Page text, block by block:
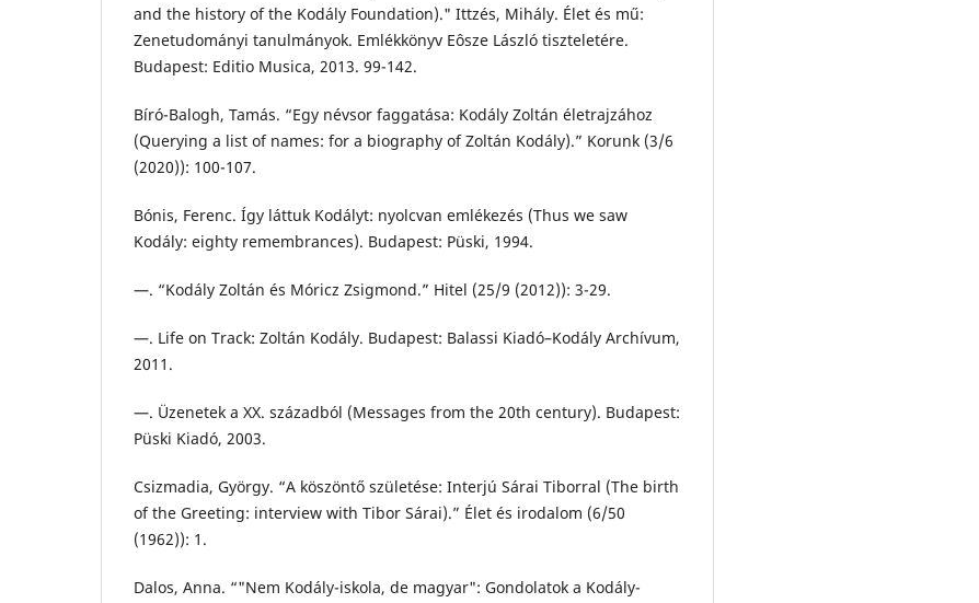
and the history of the Kodály Foundation)." Ittzés, Mihály. Élet és mű:
Zenetudományi tanulmányok. Emlékkönyv Eôsze László tiszteletére.
Budapest: Editio Musica, 2013. 99-142.
Bíró-Balogh, Tamás. “Egy névsor faggatása: Kodály Zoltán életrajzához
(Querying a list of names: for a biography of Zoltán Kodály).” Korunk (3/6
(2020)): 100-107.
Bónis, Ferenc. Így láttuk Kodályt: nyolcvan emlékezés (Thus we saw
Kodály: eighty remembrances). Budapest: Püski, 1994.
—. “Kodály Zoltán és Móricz Zsigmond.” Hitel (25/9 (2012)): 3-29.
—. Life on Track: Zoltán Kodály. Budapest: Balassi Kiadó–Kodály Archívum,
2011.
—. Üzenetek a XX. századból (Messages from the 20th century). Budapest:
Püski Kiadó, 2003.
Csizmadia, György. “A köszöntő születése: Interjú Sárai Tiborral (The birth
of the Greeting: interview with Tibor Sárai).” Élet és irodalom (6/50
(1962)): 1.
Dalos, Anna. “"Nem Kodály-iskola, de magyar": Gondolatok a Kodály-